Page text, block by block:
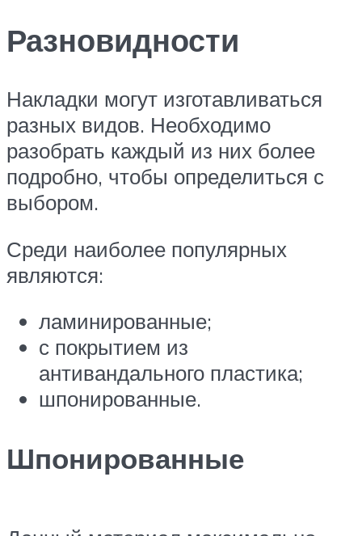
Разновидности
Накладки могут изготавливаться
разных видов. Необходимо
разобрать каждый из них более
подробно, чтобы определиться с
выбором.
Среди наиболее популярных
являются:
ламинированные;
с покрытием из
антивандального пластика;
шпонированные.
Шпонированные